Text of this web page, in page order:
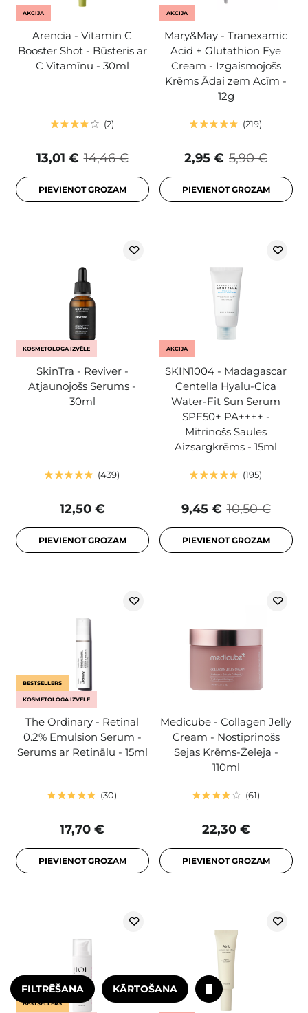
AKCIJA
Arencia - Vitamin C
Booster Shot - Būsteris ar
C Vitamīnu - 30ml
2
14,46 €
13,01 €
PIEVIENOT GROZAM
AKCIJA
Mary&May - Tranexamic
Acid + Glutathion Eye
Cream - Izgaismojošs
Krēms Ādai zem Acīm -
12g
219
5,90 €
2,95 €
PIEVIENOT GROZAM
KOSMETOLOGA IZVĒLE
SkinTra - Reviver -
Atjaunojošs Serums -
30ml
439
12,50 €
PIEVIENOT GROZAM
AKCIJA
SKIN1004 - Madagascar
Centella Hyalu-Cica
Water-Fit Sun Serum
SPF50+ PA++++ -
Mitrinošs Saules
Aizsargkrēms - 15ml
195
10,50 €
9,45 €
PIEVIENOT GROZAM
BESTSELLERS
KOSMETOLOGA IZVĒLE
The Ordinary - Retinal
0.2% Emulsion Serum -
Serums ar Retinālu - 15ml
30
17,70 €
PIEVIENOT GROZAM
Medicube - Collagen Jelly
Cream - Nostiprinošs
Sejas Krēms-Želeja -
110ml
61
22,30 €
PIEVIENOT GROZAM
BESTSELLERS
FILTRĒŠANA KĀRTOŠANA